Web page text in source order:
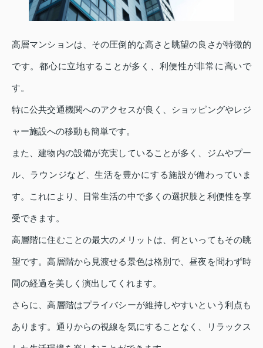
高層マンションは、その圧倒的な高さと眺望の良さが特徴的
です。都心に立地することが多く、利便性が非常に高いで
す。
特に公共交通機関へのアクセスが良く、ショッピングやレジ
ャー施設への移動も簡単です。
また、建物内の設備が充実していることが多く、ジムやプー
ル、ラウンジなど、生活を豊かにする施設が備わっていま
す。これにより、日常生活の中で多くの選択肢と利便性を享
受できます。
高層階に住むことの最大のメリットは、何といってもその眺
望です。高層階から見渡せる景色は格別で、昼夜を問わず時
間の経過を美しく演出してくれます。
さらに、高層階はプライバシーが維持しやすいという利点も
あります。通りからの視線を気にすることなく、リラックス